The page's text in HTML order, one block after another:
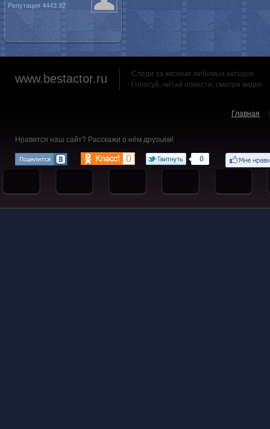
Репутация 4443.92
www.bestactor.ru
Следи за жизнью любимых актеров
Голосуй, читай новости, смотри видео
Главная
Нравится наш сайт? Расскажи о нём друзьям!